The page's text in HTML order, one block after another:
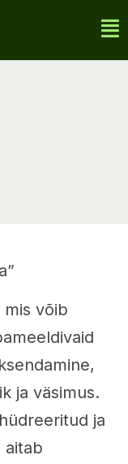
mis võib
ja väsimus.
ja
aitab